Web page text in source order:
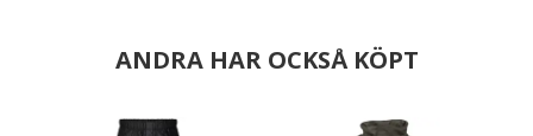
ANDRA HAR OCKSÅ KÖPT